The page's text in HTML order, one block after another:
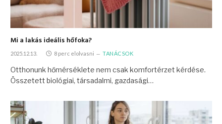
Mi a lakás ideális hőfoka?
2025.12.13. 8 perc elolvasni TANÁCSOK
Otthonunk hőmérséklete nem csak komfortérzet kérdése.
Összetett biológiai, társadalmi, gazdasági…